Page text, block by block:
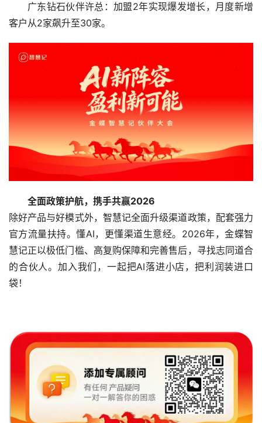
广东钻石伙伴许总：加盟2年实现爆发增长，月度新增
客户从2家飙升至30家。
全面政策护航，携手共赢2026
除好产品与好模式外，智慧记全面升级渠道政策，配套强力
官方流量扶持。懂AI，更懂渠道生意经。2026年，金蝶智
慧记正以极低门槛、高复购保障和完善售后，寻找志同道合
的合伙人。加入我们，一起把AI落进小店，把利润装进口
袋！